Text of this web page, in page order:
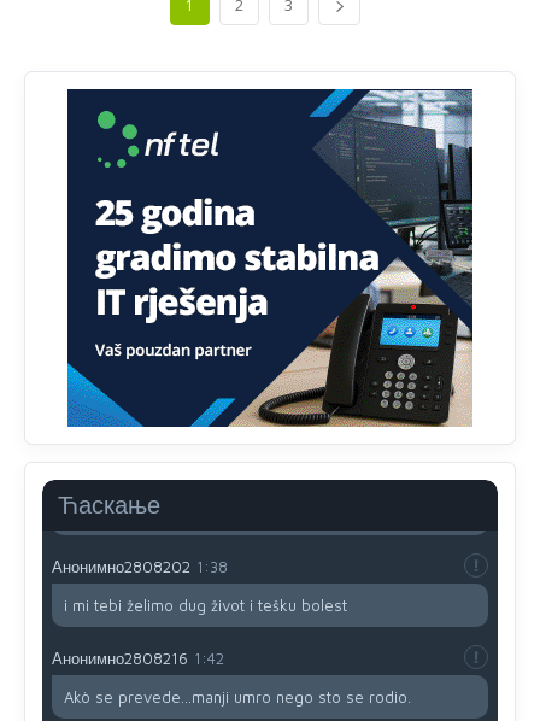
1 2 3
Ћаскање
Dobro zboris 791,ovaj721 dok nije bilo interneta,samo
Анонимно2807895 12:18
Drzi pod kontrolom tri stvari jezik,karakter i
ponasanje...Uzivotu brani tri stvari:cast,prijatelja i
slabije.Iz zivota iskljuci tri stvari uvredu,neznanje i
dok si ziv gaji tri stvari dobrotu,pamet i
prijateljstvo!!
Анонимно2806721 12:39
791 BiH nije priznala Kosovo kao nezavisnu državu jer
genocidna tvorevina pravi smetnju a recimo Srbija je
davnopriznala.Na svakom proizvodu iz Srbije stoji -
uvoznik za Kosovo
Анонимно2806721
12:45
da brani? A imamo vojsku Kosova kojoj želimo svako
dobro i da se što bolje opreme
Анонимно2808202 1:38
i mi tebi želimo dug život i tešku bolest
Анонимно2808216 1:42
Akò se prevede...manji umro nego sto se rodio.